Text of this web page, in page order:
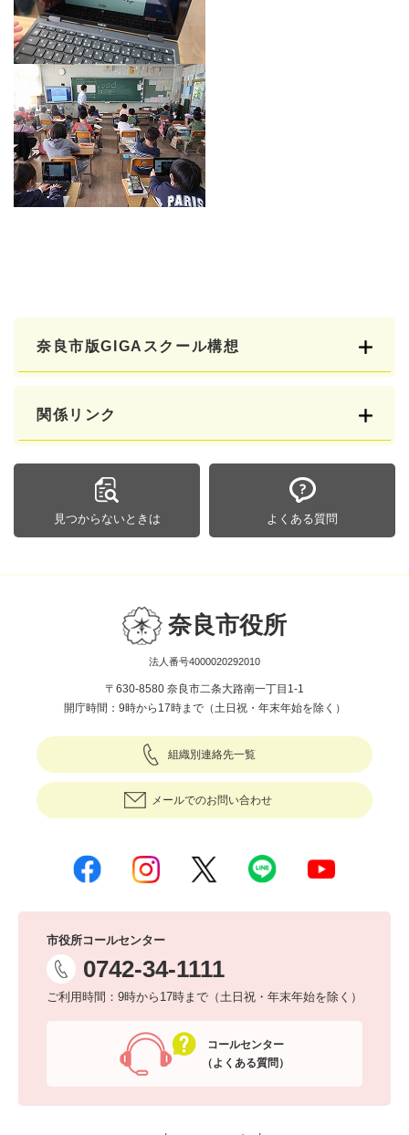
奈良市版GIGAスクール構想
関係リンク
見つからないときは よくある質問
奈良市役所
法人番号4000020292010
〒630-8580 奈良市二条大路南一丁目1-1
開庁時間：9時から17時まで（土日祝・年末年始を除く）
組織別連絡先一覧
メールでのお問い合わせ
市役所コールセンター
0742-34-1111
ご利用時間：9時から17時まで（土日祝・年末年始を除く）
コールセンター
（よくある質問）